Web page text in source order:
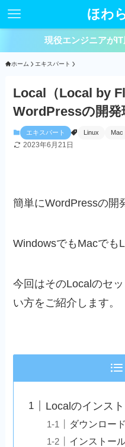
ほわ
現役エンジニアが
ホーム エキスパート
Local（Local by
WordPressの開発
エキスパート Linux Mac
2023年6月21日
簡単にWordPressの開
WindowsでもMacでも
今回はそのLocalのセ
い方をご紹介します。
Localのインス
ダウンロード
インストー